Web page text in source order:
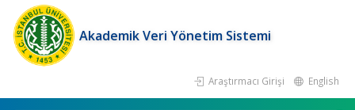
Akademik Veri Yönetim Sistemi
Araştırmacı Girişi English